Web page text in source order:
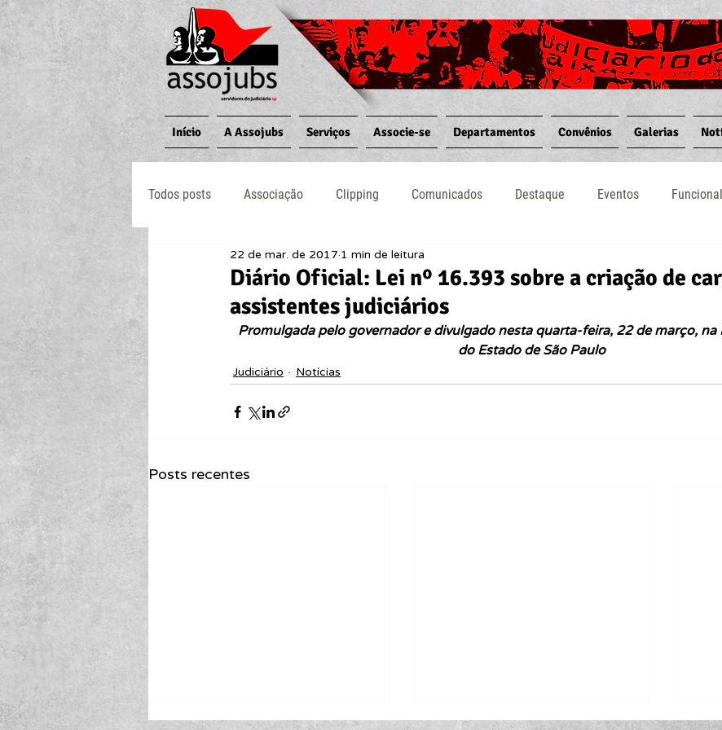
Início A Assojubs Serviços Associe-se Departamentos Convênios Galerias
Todos posts Associação Clipping Comunicados Destaque Eventos
Jornal O Processo Judiciário Notícias
Diário Oficial: Lei nº 16.393 sobre a criação de
assistentes judiciários
22 de mar. de 2017 1 min de leitura
Promulgada pelo governador e divulgado nesta quarta-feira, 22 de março,
do Estado de São Paulo
Judiciário Notícias
Posts recentes